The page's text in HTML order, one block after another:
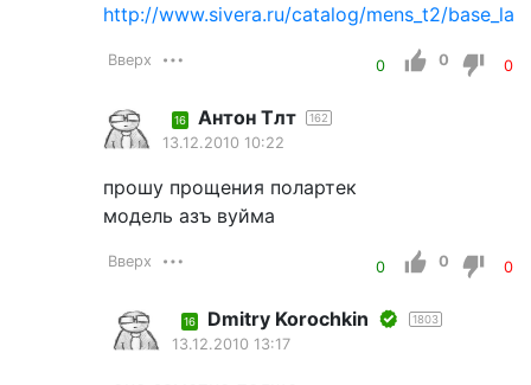
http://www.sivera.ru/catalog/mens_t2/
Вверх 0 0 0
16 Антон Тлт 162
13.12.2010 10:22
прошу прощения полартек
модель азъ вуйма
Вверх 0 0 0
16 Dmitry Korochkin 1803
13.12.2010 13:17